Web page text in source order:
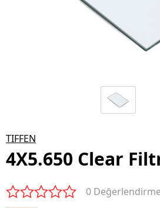
TIFFEN
4X5.650 Clear
0 Değerlendirme